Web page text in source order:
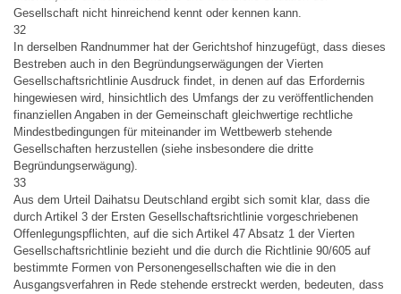
Gesellschaft nicht hinreichend kennt oder kennen kann.
32
In derselben Randnummer hat der Gerichtshof hinzugefügt, dass dieses
Bestreben auch in den Begründungserwägungen der Vierten
Gesellschaftsrichtlinie Ausdruck findet, in denen auf das Erfordernis
hingewiesen wird, hinsichtlich des Umfangs der zu veröffentlichenden
finanziellen Angaben in der Gemeinschaft gleichwertige rechtliche
Mindestbedingungen für miteinander im Wettbewerb stehende
Gesellschaften herzustellen (siehe insbesondere die dritte
Begründungserwägung).
33
Aus dem Urteil Daihatsu Deutschland ergibt sich somit klar, dass die
durch Artikel 3 der Ersten Gesellschaftsrichtlinie vorgeschriebenen
Offenlegungspflichten, auf die sich Artikel 47 Absatz 1 der Vierten
Gesellschaftsrichtlinie bezieht und die durch die Richtlinie 90/605 auf
bestimmte Formen von Personengesellschaften wie die in den
Ausgangsverfahren in Rede stehende erstreckt werden, bedeuten, dass